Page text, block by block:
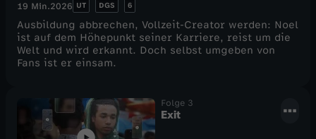
y
-
t
19 Min.2026 UT DGS 6
Ausbildung abbrechen, Vollzeit-Creator werden: Noel
ist auf dem Höhepunkt seiner Karriere, reist um die
Welt und wird erkannt. Doch selbst umgeben von
Fans ist er einsam.
Folge 3
Exit